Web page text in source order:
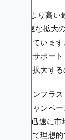
ビスでより高
は迅速な拡大
ットにしていま
ペーンをサポー
迅速に拡大する
堅牢なインフラ
量のキャンペ
業界で迅速に
にとって理想的